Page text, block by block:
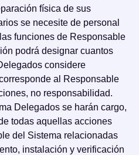
física de sus
se necesite de personal
funciones de Responsable
podrá designar cuantos
considere
al Responsable
no responsabilidad.
Delegados se harán cargo,
todas aquellas acciones
del Sistema relacionadas
instalación y verificación